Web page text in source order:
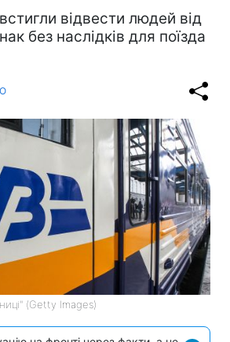
відвести людей від
без наслідків для поїзда
(Getty Images)